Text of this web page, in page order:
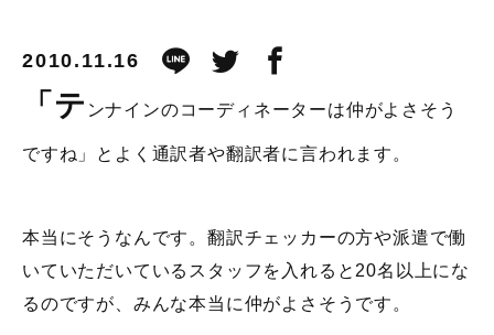
2010.11.16
「テ ンナインのコーディネーターは仲がよさそう
ですね」とよく通訳者や翻訳者に言われます。
本当にそうなんです。翻訳チェッカーの方や派遣で働
いていただいているスタッフを入れると20名以上にな
るのですが、みんな本当に仲がよさそうです。